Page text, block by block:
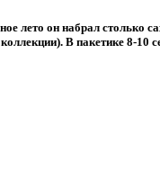
лето он набрал
В пакетике 8-10